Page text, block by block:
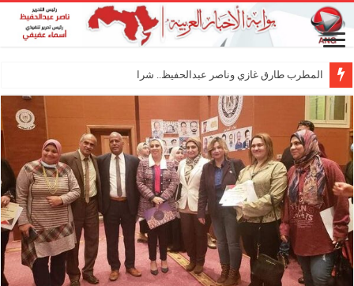
المطرب طارق غازي وناصر عبدالحفيظ.. شراكة فنية تر